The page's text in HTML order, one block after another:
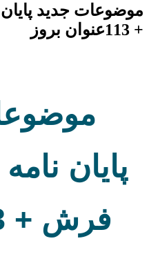
موضوعات جدید
+ 113عنوان بروز
پایان